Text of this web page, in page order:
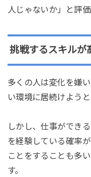
人じゃないか」と評
挑戦するスキルが
多くの人は変化を嫌
い環境に居続けよう
しかし、仕事ができ
を経験している確率
ことをすることも多
す。